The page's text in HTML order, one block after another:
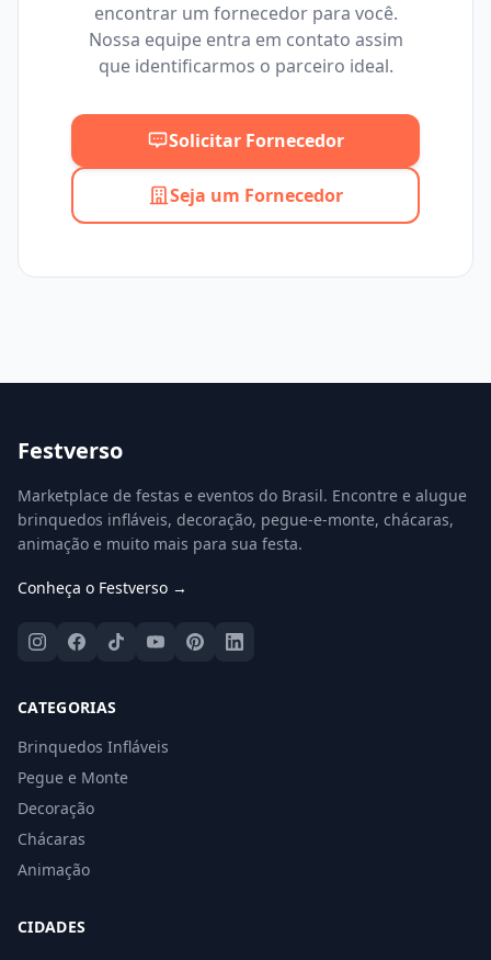
Máximo
encontrar um fornecedor para você.
Nossa equipe entra em contato assim
que identificarmos o parceiro ideal.
Solicitar Fornecedor
Seja um Fornecedor
Festverso
Marketplace de festas e eventos do Brasil. Encontre e alugue
brinquedos infláveis, decoração, pegue-e-monte, chácaras,
animação e muito mais para sua festa.
Conheça o Festverso →
CATEGORIAS
Brinquedos Infláveis
Pegue e Monte
Decoração
Chácaras
Animação
CIDADES